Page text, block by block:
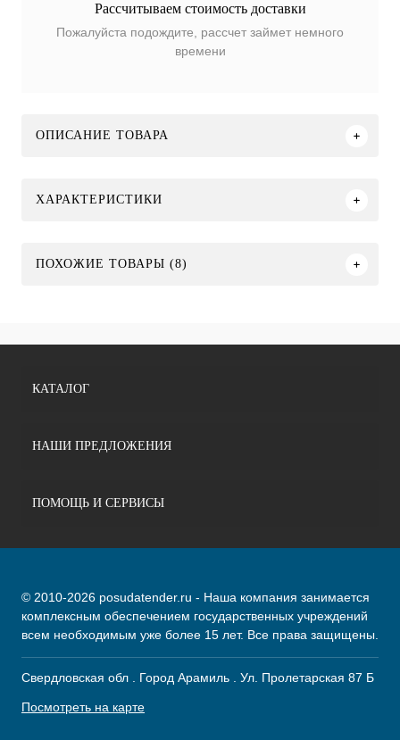
Рассчитываем стоимость доставки
Пожалуйста подождите, рассчет займет немного
времени
ОПИСАНИЕ ТОВАРА
ХАРАКТЕРИСТИКИ
ПОХОЖИЕ ТОВАРЫ (8)
КАТАЛОГ
НАШИ ПРЕДЛОЖЕНИЯ
ПОМОЩЬ И СЕРВИСЫ
© 2010-2026 posudatender.ru - Наша компания занимается
комплексным обеспечением государственных учреждений
всем необходимым уже более 15 лет. Все права защищены.
Свердловская обл . Город Арамиль . Ул. Пролетарская 87 Б
Посмотреть на карте